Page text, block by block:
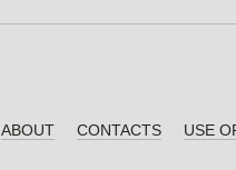
ABOUT CONTACTS USE